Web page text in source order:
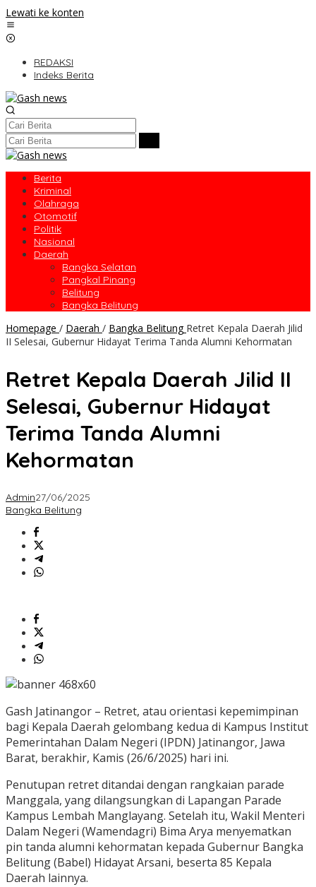
Lewati ke konten
REDAKSI
Indeks Berita
Berita
Kriminal
Olahraga
Otomotif
Politik
Nasional
Daerah
Bangka Selatan
Pangkal Pinang
Belitung
Bangka Belitung
Homepage / Daerah / Bangka Belitung Retret Kepala Daerah Jilid
II Selesai, Gubernur Hidayat Terima Tanda Alumni Kehormatan
Retret Kepala Daerah Jilid II
Selesai, Gubernur Hidayat
Terima Tanda Alumni
Kehormatan
Admin27/06/2025
Bangka Belitung
Gash Jatinangor – Retret, atau orientasi kepemimpinan
bagi Kepala Daerah gelombang kedua di Kampus Institut
Pemerintahan Dalam Negeri (IPDN) Jatinangor, Jawa
Barat, berakhir, Kamis (26/6/2025) hari ini.
Penutupan retret ditandai dengan rangkaian parade
Manggala, yang dilangsungkan di Lapangan Parade
Kampus Lembah Manglayang. Setelah itu, Wakil Menteri
Dalam Negeri (Wamendagri) Bima Arya menyematkan
pin tanda alumni kehormatan kepada Gubernur Bangka
Belitung (Babel) Hidayat Arsani, beserta 85 Kepala
Daerah lainnya.